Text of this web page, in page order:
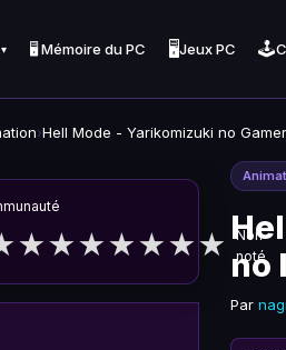
▾ 🖥️ Mémoire du PC 🖥️Jeux PC 🕹️
›Hell Mode - Yarikomizuki no
★★★★★★★
Non
noté
no
Par